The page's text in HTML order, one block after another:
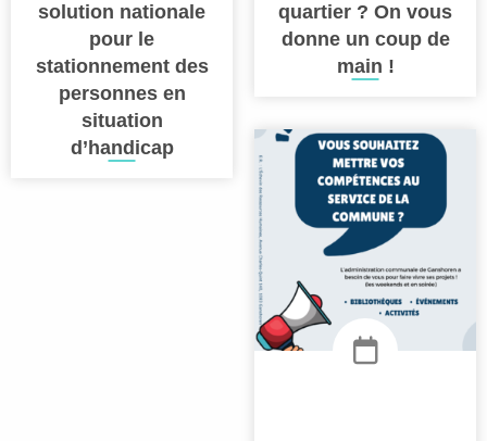
solution nationale
pour le
stationnement des
personnes en
situation
d’handicap
quartier ? On vous
donne un coup de
main !